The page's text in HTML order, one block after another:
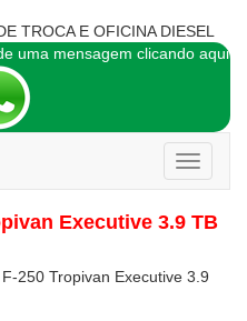
TROCA E OFICINA DIESEL
uma mensagem clicando aqui
Toggle
Executive 3.9 TB